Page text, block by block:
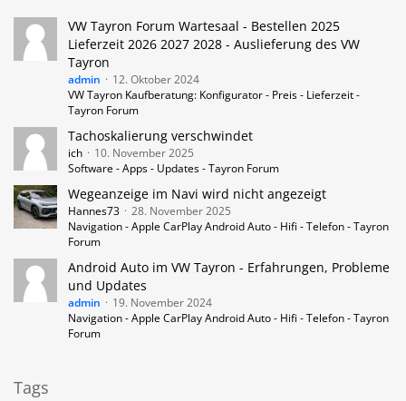
VW Tayron Forum Wartesaal - Bestellen 2025
Lieferzeit 2026 2027 2028 - Auslieferung des VW
Tayron
admin
12. Oktober 2024
VW Tayron Kaufberatung: Konfigurator - Preis - Lieferzeit -
Tayron Forum
Tachoskalierung verschwindet
ich
10. November 2025
Software - Apps - Updates - Tayron Forum
Wegeanzeige im Navi wird nicht angezeigt
Hannes73
28. November 2025
Navigation - Apple CarPlay Android Auto - Hifi - Telefon - Tayron
Forum
Android Auto im VW Tayron - Erfahrungen, Probleme
und Updates
admin
19. November 2024
Navigation - Apple CarPlay Android Auto - Hifi - Telefon - Tayron
Forum
Tags